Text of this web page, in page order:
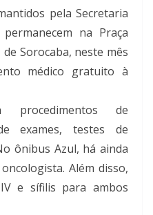
pela Secretaria
na Praça
Sorocaba, neste mês
médico gratuito à
procedimentos de
exames, testes de
ônibus Azul, há ainda
Além disso,
e sífilis para ambos